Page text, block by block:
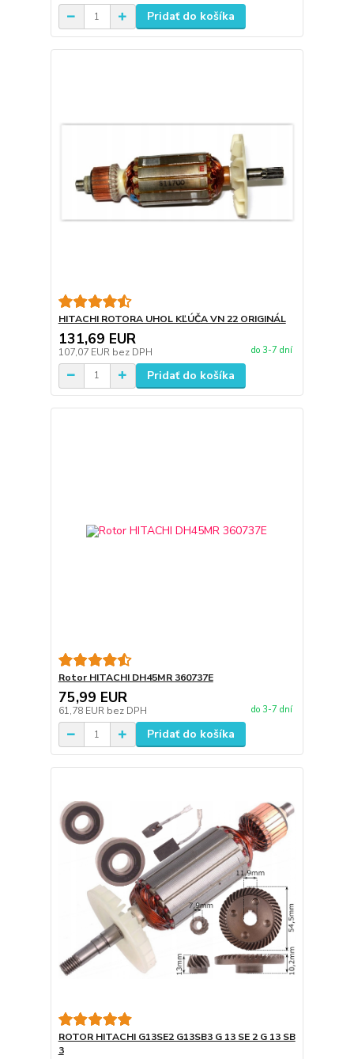
Pridať do košíka
HITACHI ROTORA UHOL KĽÚČA VN 22 ORIGINÁL
131,69 EUR
107,07 EUR bez DPH do 3-7 dní
Pridať do košíka
Rotor HITACHI DH45MR 360737E
75,99 EUR
61,78 EUR bez DPH do 3-7 dní
Pridať do košíka
ROTOR HITACHI G13SE2 G13SB3 G 13 SE 2 G 13 SB
3